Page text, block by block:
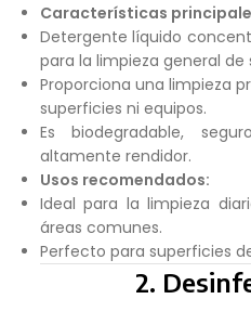
Características
Detergente líquido
para la limpieza general de
Proporciona una limpieza
superficies ni equipos.
Es biodegradable,
altamente rendidor.
Usos recomendados:
Ideal para la limpieza
áreas comunes.
Perfecto para superficies
2.